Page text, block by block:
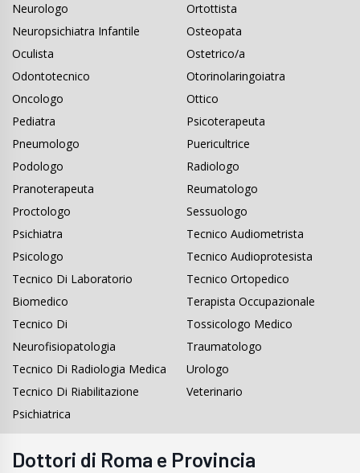
Neurologo
Neuropsichiatra Infantile
Oculista
Odontotecnico
Oncologo
Ortottista
Osteopata
Ostetrico/a
Otorinolaringoiatra
Ottico
Pediatra
Pneumologo
Podologo
Pranoterapeuta
Proctologo
Psichiatra
Psicologo
Psicoterapeuta
Puericultrice
Radiologo
Reumatologo
Sessuologo
Tecnico Audiometrista
Tecnico Audioprotesista
Tecnico Di Laboratorio
Biomedico
Tecnico Di
Neurofisiopatologia
Tecnico Di Radiologia Medica
Tecnico Di Riabilitazione
Psichiatrica
Tecnico Ortopedico
Terapista Occupazionale
Tossicologo Medico
Traumatologo
Urologo
Veterinario
Dottori di Roma e Provincia